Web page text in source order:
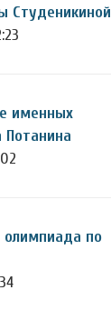
Студеникиной
именных
олимпиада по